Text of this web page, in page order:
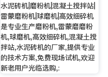
水泥砖机|磨粉机|混凝土搅拌站|
雷蒙磨粉机|球磨机|高效细碎机
是专业生产磨粉机,雷蒙磨磨粉
机,球磨机,高效细碎机,混凝土搅
拌站,水泥砖机的厂家,提供专业
的技术方案,免费现场试机,欢迎
新老用户光临选购,: